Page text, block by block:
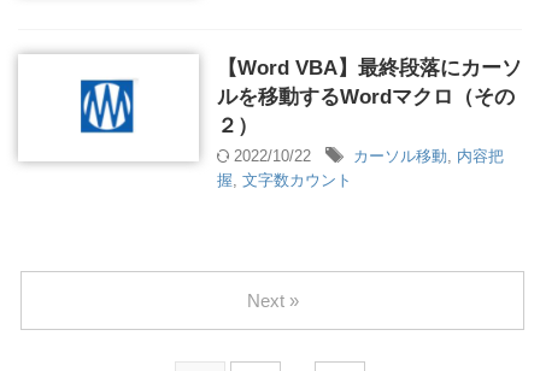
【Word VBA】最終段落にカーソ
ルを移動するWordマクロ（その
２）
2022/10/22 カーソル移動, 内容把
握, 文字数カウント
Next »